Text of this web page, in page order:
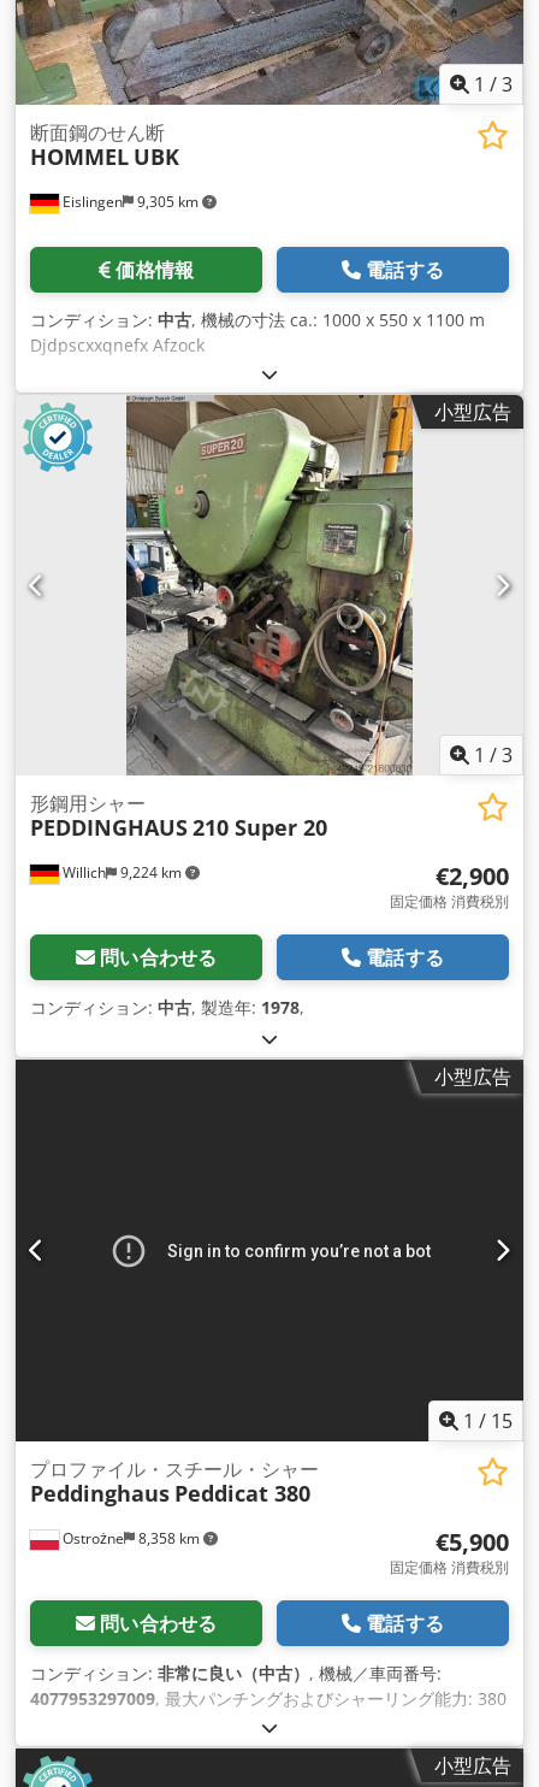
1 /3
Eislingen 9,305 km
断面鋼のせん断
HOMMEL UBK
価格情報 電話する
コンディション: 中古, 機械の寸法 ca.: 1000 x 550 x 1100 m
Djdpscxxqnefx Afzock
小型広告
1 /3
Willich 9,224 km
形鋼用シャー
PEDDINGHAUS210 Super 20
€2,900
固定価格 消費税別
問い合わせる 電話する
コンディション: 中古, 製造年: 1978,
小型広告
1 / 15
Ostrożne 8,358 km
プロファイル・スチール・シャー
Peddinghaus Peddicat 380
€5,900
固定価格 消費税別
問い合わせる 電話する
コンディション: 非常に良い（中古） , 機械／車両番号:
4077953297009, 最大パンチングおよびシャーリング能力: 380
kN 例えば、10 mmの鋼材に30 mmの穴を開ける。 フラットス
チールシャーで300 mmから12 mmの鋼材を剪断
Dodjqlaifepfx Afzjck
小型広告